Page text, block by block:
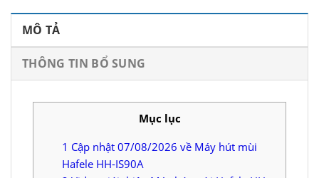
MÔ TẢ
THÔNG TIN BỔ SUNG
Mục lục
1 Cập nhật 07/08/2026 về Máy hút mùi
Hafele HH-IS90A